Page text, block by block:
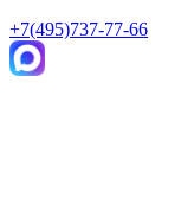
+7(495)737-77-66